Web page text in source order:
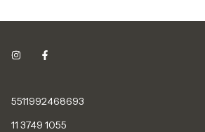
5511992468693
11 3749 1055